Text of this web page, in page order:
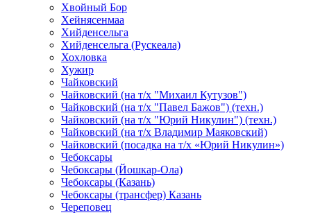
Хвойный Бор
Хейнясенмаа
Хийденсельга
Хийденсельга (Рускеала)
Хохловка
Хужир
Чайковский
Чайковский (на т/х "Михаил Кутузов")
Чайковский (на т/х "Павел Бажов") (техн.)
Чайковский (на т/х "Юрий Никулин") (техн.)
Чайковский (на т/х Владимир Маяковский)
Чайковский (посадка на т/х «Юрий Никулин»)
Чебоксары
Чебоксары (Йошкар-Ола)
Чебоксары (Казань)
Чебоксары (трансфер) Казань
Череповец